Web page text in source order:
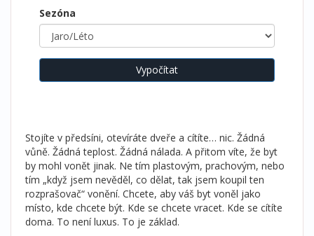
Sezóna
Vypočítat
Stojíte v předsíni, otevíráte dveře a cítíte… nic. Žádná
vůně. Žádná teplost. Žádná nálada. A přitom víte, že byt
by mohl vonět jinak. Ne tím plastovým, prachovým, nebo
tím „když jsem nevěděl, co dělat, tak jsem koupil ten
rozprašovač“ vonění. Chcete, aby váš byt voněl jako
místo, kde chcete být. Kde se chcete vracet. Kde se cítíte
doma. To není luxus. To je základ.